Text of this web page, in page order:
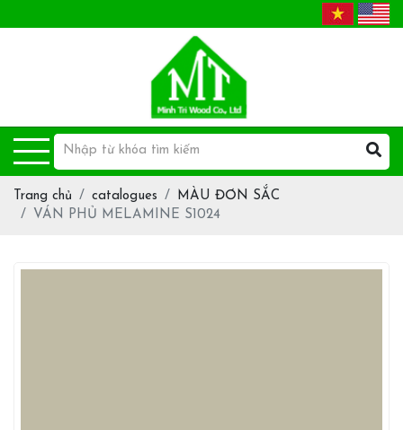
Trang chủ catalogues
MÀU ĐƠN SẮC
VÁN PHỦ MELAMINE S1024